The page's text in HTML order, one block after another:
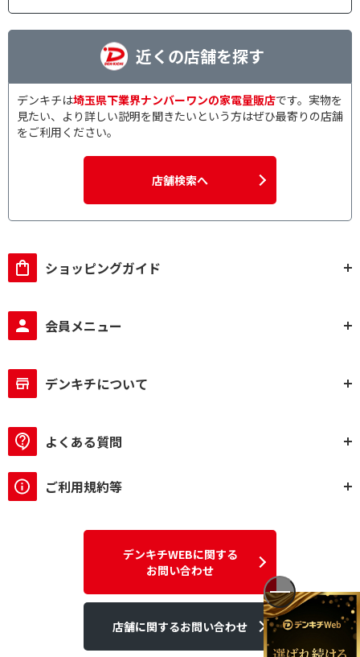
近くの店舗を探す
デンキチは埼玉県下業界ナンバーワンの家電量販店です。実物を
見たい、より詳しい説明を聞きたいという方はぜひ最寄りの店舗
をご利用ください。
店舗検索へ
ショッピングガイド
会員メニュー
デンキチについて
よくある質問
ご利用規約等
デンキチWEBに関する
お問い合わせ
店舗に関するお問い合わせ